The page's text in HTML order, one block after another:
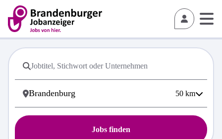
50 km
Jobs finden